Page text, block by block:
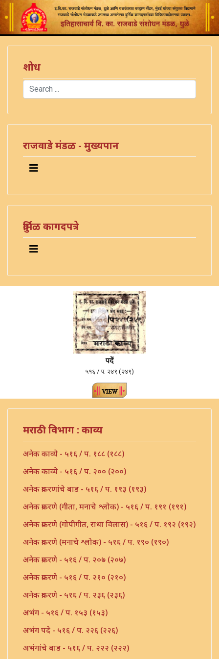
शोध
Search
राजवाडे मंडळ - मुख्यपान
दुर्मिळ कागदपत्रे
पदें
५१६ / प. २४९ (२४९)
मराठी विभाग : काव्य
अनेक काव्ये - ५१६ / प. १८८ (१८८)
अनेक काव्ये - ५१६ / प. २०० (२००)
अनेक प्रकरणांचे बाड - ५१६ / प. १९३ (१९३)
अनेक प्रकरणे (गीता, मनाचे श्लोक) - ५१६ / प. १९१ (१९१)
अनेक प्रकरणे (गोपीगीत, राधा विलास) - ५१६ / प. १९२ (१९२)
अनेक प्रकरणे (मनाचे श्लोक) - ५१६ / प. १९० (१९०)
अनेक प्रकरणे - ५१६ / प. २०७ (२०७)
अनेक प्रकरणे - ५१६ / प. २१० (२१०)
अनेक प्रकरणे - ५१६ / प. २३६ (२३६)
अभंग - ५१६ / प. १५३ (१५३)
अभंग पदे - ५१६ / प. २२६ (२२६)
अभंगांचे बाड - ५१६ / प. २२२ (२२२)